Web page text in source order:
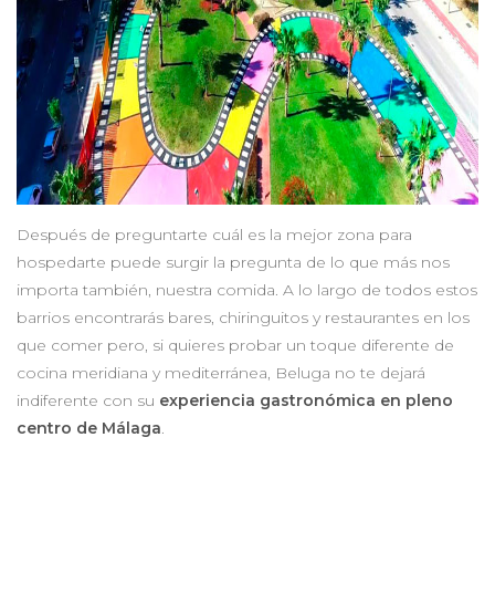
Después de preguntarte cuál es la mejor zona para
hospedarte puede surgir la pregunta de lo que más nos
importa también, nuestra comida. A lo largo de todos estos
barrios encontrarás bares, chiringuitos y restaurantes en los
que comer pero, si quieres probar un toque diferente de
cocina meridiana y mediterránea, Beluga no te dejará
indiferente con su experiencia gastronómica en pleno
centro de Málaga.